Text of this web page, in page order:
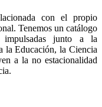
con el propio
Tenemos un catálogo
impulsadas junto a la
la Educación, la Ciencia
a la no estacionalidad